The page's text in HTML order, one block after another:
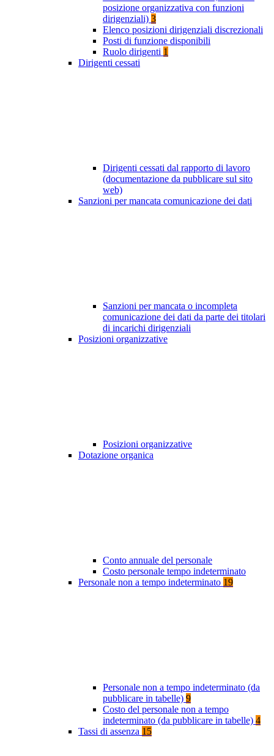
posizione organizzativa con funzioni
dirigenziali) 3
Elenco posizioni dirigenziali discrezionali
Posti di funzione disponibili
Ruolo dirigenti 1
Dirigenti cessati
Dirigenti cessati dal rapporto di lavoro
(documentazione da pubblicare sul sito
web)
Sanzioni per mancata comunicazione dei dati
Sanzioni per mancata o incompleta
comunicazione dei dati da parte dei titolari
di incarichi dirigenziali
Posizioni organizzative
Posizioni organizzative
Dotazione organica
Conto annuale del personale
Costo personale tempo indeterminato
Personale non a tempo indeterminato 19
Personale non a tempo indeterminato (da
pubblicare in tabelle) 9
Costo del personale non a tempo
indeterminato (da pubblicare in tabelle) 4
Tassi di assenza 15